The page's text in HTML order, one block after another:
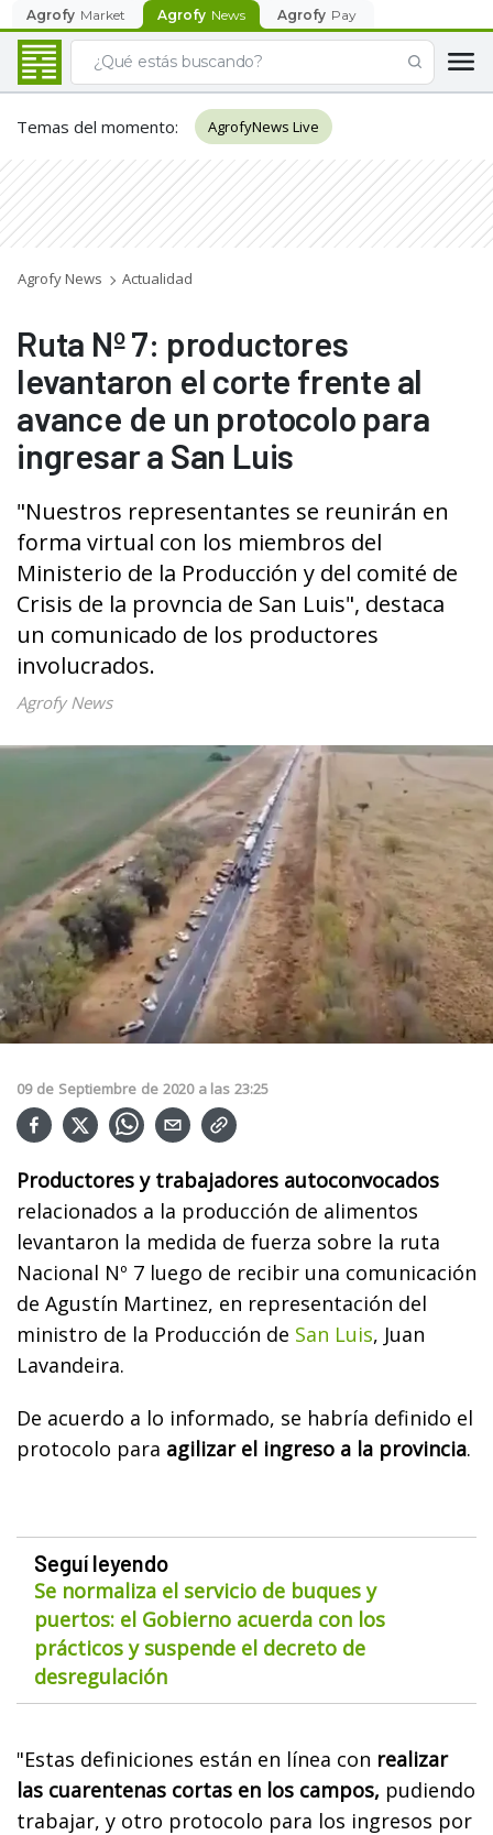
Agrofy Market Agrofy News Agrofy Pay
Temas del momento: AgrofyNews Live
Agrofy News Actualidad
Ruta Nº 7: productores
levantaron el corte frente al
avance de un protocolo para
ingresar a San Luis
"Nuestros representantes se reunirán en
forma virtual con los miembros del
Ministerio de la Producción y del comité de
Crisis de la provncia de San Luis", destaca
un comunicado de los productores
involucrados.
Agrofy News
09 de Septiembre de 2020 a las 23:25
Productores y trabajadores autoconvocados
relacionados a la producción de alimentos
levantaron la medida de fuerza sobre la ruta
Nacional Nº 7 luego de recibir una comunicación
de Agustín Martinez, en representación del
ministro de la Producción de San Luis, Juan
Lavandeira.
De acuerdo a lo informado, se habría definido el
protocolo para agilizar el ingreso a la provincia.
Seguí leyendo
Se normaliza el servicio de buques y
puertos: el Gobierno acuerda con los
prácticos y suspende el decreto de
desregulación
"Estas definiciones están en línea con realizar
las cuarentenas cortas en los campos, pudiendo
trabajar, y otro protocolo para los ingresos por